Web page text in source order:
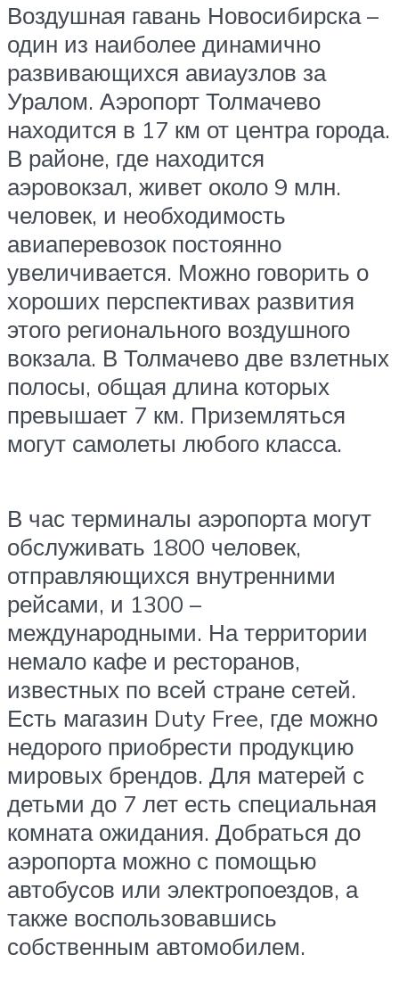
Воздушная гавань Новосибирска –
один из наиболее динамично
развивающихся авиаузлов за
Уралом. Аэропорт Толмачево
находится в 17 км от центра города.
В районе, где находится
аэровокзал, живет около 9 млн.
человек, и необходимость
авиаперевозок постоянно
увеличивается. Можно говорить о
хороших перспективах развития
этого регионального воздушного
вокзала. В Толмачево две взлетных
полосы, общая длина которых
превышает 7 км. Приземляться
могут самолеты любого класса.
В час терминалы аэропорта могут
обслуживать 1800 человек,
отправляющихся внутренними
рейсами, и 1300 –
международными. На территории
немало кафе и ресторанов,
известных по всей стране сетей.
Есть магазин Duty Free, где можно
недорого приобрести продукцию
мировых брендов. Для матерей с
детьми до 7 лет есть специальная
комната ожидания. Добраться до
аэропорта можно с помощью
автобусов или электропоездов, а
также воспользовавшись
собственным автомобилем.